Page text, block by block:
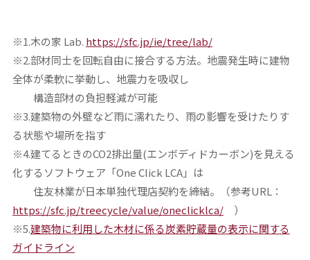
※1.木の家 Lab. https://sfc.jp/ie/tree/lab/
※2.部材同士を回転自由に接合する方法。地震発生時に建物
全体が柔軟に挙動し、地震力を吸収し
構造部材の負担軽減が可能
※3.建築物の外壁など雨に濡れたり、雨の影響を受けたりす
る状態や場所を指す
※4.建てるときのCO2排出量(エンボディドカーボン)を見える
化するソフトウェア「One Click LCA」は
住友林業が日本単独代理店契約を締結。（参考URL：
https://sfc.jp/treecycle/value/oneclicklca/）
※5.建築物に利用した木材に係る炭素貯蔵量の表示に関する
ガイドライン